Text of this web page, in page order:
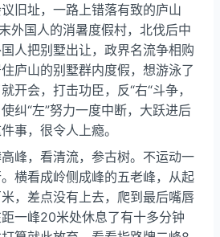
旧址，一路上错落有致的庐山
外国人的消暑度假村，北伐后中
人把别墅出让，政界名流争相购
庐山的别墅群内度假，想游泳了
开会，打击功臣，反“右“斗争，
纠“左”努力一度中断，大跃进后
事，很令人上瘾。
峰，看清流，参古树。不运动一
横看成岭侧成峰的五老峰，从起
，差点没有上去，爬到最后嘴唇
一峰20米处休息了有十多分钟